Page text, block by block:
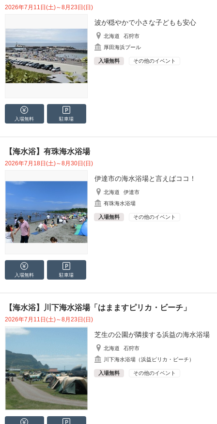
2026年7月11日(土)～8月23日(日)
波が穏やかで小さな子どもも安心
北海道
石狩市
厚田海浜プール
入場無料 その他のイベント
入場無料 駐車場
【海水浴】有珠海水浴場
2026年7月18日(土)～8月30日(日)
伊達市の海水浴場と言えばココ！
北海道
伊達市
有珠海水浴場
入場無料 その他のイベント
入場無料 駐車場
【海水浴】川下海水浴場「はまますピリカ・ビーチ」
2026年7月11日(土)～8月23日(日)
芝生の公園が隣接する浜益の海水浴場
北海道
石狩市
川下海水浴場（浜益ピリカ・ビーチ）
入場無料 その他のイベント